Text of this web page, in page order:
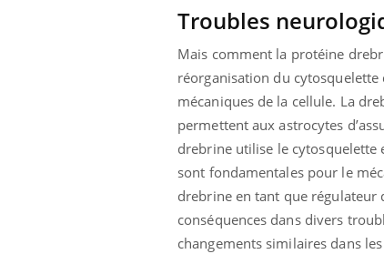
Troubles
Mais comment la protéine
réorganisation du cytosquelette
mécaniques de la cellule. La
permettent aux astrocytes
drebrine utilise le cytosquelette
sont fondamentales pour le
drebrine en tant que régulateur
conséquences dans divers
changements similaires dans